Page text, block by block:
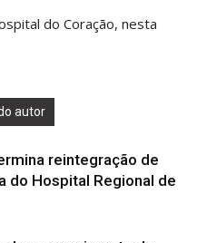
do Coração, nesta
autor
reintegração de
do Hospital Regional de